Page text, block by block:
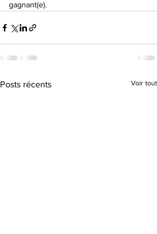
gagnant(e).
Posts récents Voir tout